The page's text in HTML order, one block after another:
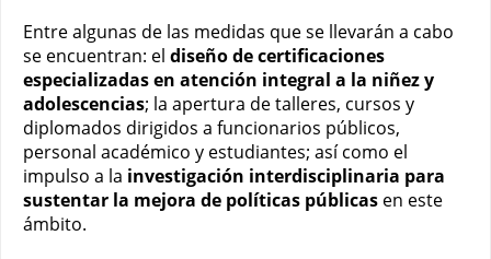
Entre algunas de las medidas que se llevarán a cabo
se encuentran: el diseño de certificaciones
especializadas en atención integral a la niñez y
adolescencias; la apertura de talleres, cursos y
diplomados dirigidos a funcionarios públicos,
personal académico y estudiantes; así como el
impulso a la investigación interdisciplinaria para
sustentar la mejora de políticas públicas en este
ámbito.